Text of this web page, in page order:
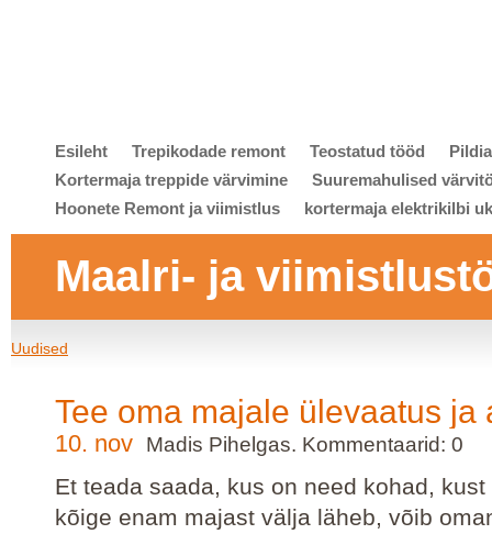
Esileht Trepikodade remont Teostatud tööd
Kortermaja treppide värvimine
Suuremahulised
Hoonete Remont ja viimistlus
kortermaja elektrikilbi
Maalri- ja
Uudised
Tee oma majale ülevaatus ja
10. nov Madis Pihelgas. Kommentaarid: 0
Et teada saada, kus on need kohad, kust
kõige enam majast välja läheb, võib